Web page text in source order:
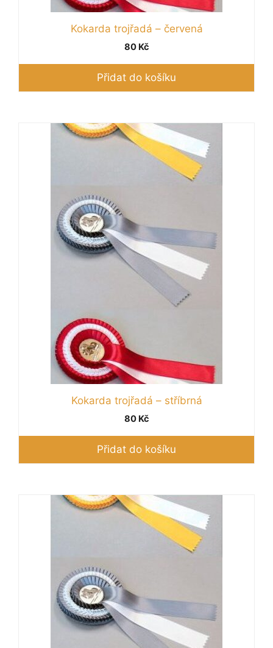
Kokarda trojřadá – červená
80 Kč
Přidat do košíku
Kokarda trojřadá – stříbrná
80 Kč
Přidat do košíku